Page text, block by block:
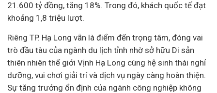
21.600 tỷ đồng, tăng 18%. Trong đó, khách quốc tế đạt
khoảng 1,8 triệu lượt.
Riêng TP. Hạ Long vẫn là điểm đến trọng tâm, đóng vai
trò đầu tàu của ngành du lịch tỉnh nhờ sở hữu Di sản
thiên nhiên thế giới Vịnh Hạ Long cùng hệ sinh thái nghỉ
dưỡng, vui chơi giải trí và dịch vụ ngày càng hoàn thiện.
Sự tăng trưởng ổn định của ngành công nghiệp không